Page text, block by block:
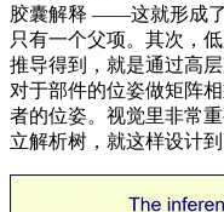
胶囊解释 ——这就形成
只有一个父项。其次，
推导得到，就是通过高
对于部件的位姿做矩阵
者的位姿。视觉里非常
立解析树，就这样设计到